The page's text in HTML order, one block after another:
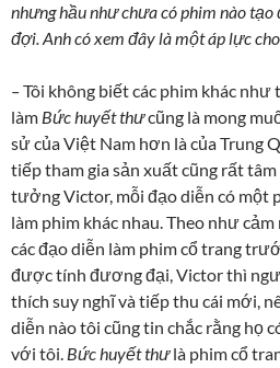
nhưng hầu như chưa có phim nào
đợi. Anh có xem đây là một áp lực
–Tôi không biết các phim khác
làm Bức huyết thưcũng là mong
sử của Việt Nam hơn là của Trung
tiếp tham gia sản xuất cũng rất
tưởng Victor, mỗi đạo diễn có một
làm phim khác nhau. Theo như
các đạo diễn làm phim cổ trang
được tính đương đại, Victor thì
thích suy nghĩ và tiếp thu cái mới,
diễn nào tôi cũng tin chắc rằng họ
với tôi. Bức huyết thưlà phim cổ